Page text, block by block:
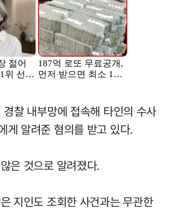
찰 내부망에 접속해 타인의 수사
게 알려준 혐의를 받고 있다.
은 것으로 알려졌다.
지인도 조회한 사건과는 무관한